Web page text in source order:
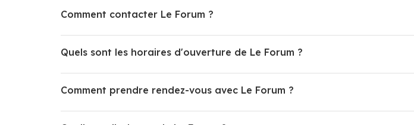
Comment contacter Le Forum ?
Quels sont les horaires d'ouverture de Le Forum ?
Comment prendre rendez-vous avec Le Forum ?